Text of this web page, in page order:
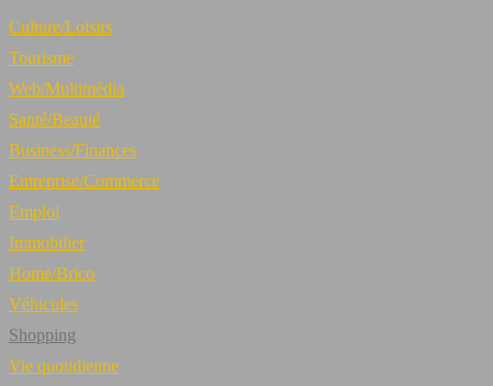
Culture/Loisirs
Tourisme
Web/Multimédia
Santé/Beauté
Business/Finances
Entreprise/Commerce
Emploi
Immobilier
Home/Brico
Véhicules
Shopping
Vie quotidienne